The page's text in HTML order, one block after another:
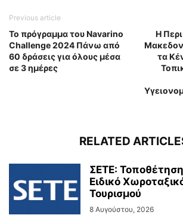
Previous article
Το πρόγραμμα του Navarino
Challenge 2024 Πάνω από
60 δράσεις για όλους μέσα
σε 3 ημέρες
Η
τα
RELATED
ΣΕΤΕ: Τοποθέτηση
Ειδικό
Τουρισμού
8 Αυγούστου, 2026